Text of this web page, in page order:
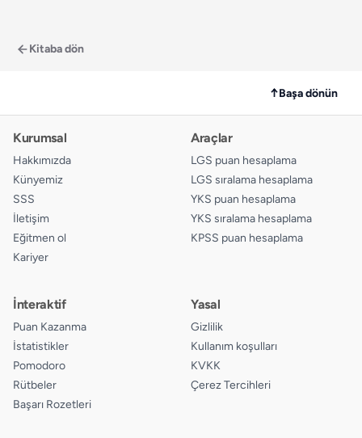
Kitaba dön
↑Başa dönün
Kurumsal
Hakkımızda
Künyemiz
SSS
İletişim
Eğitmen ol
Kariyer
Araçlar
LGS puan hesaplama
LGS sıralama hesaplama
YKS puan hesaplama
YKS sıralama hesaplama
KPSS puan hesaplama
İnteraktif
Puan Kazanma
İstatistikler
Pomodoro
Rütbeler
Başarı Rozetleri
Yasal
Gizlilik
Kullanım koşulları
KVKK
Çerez Tercihleri